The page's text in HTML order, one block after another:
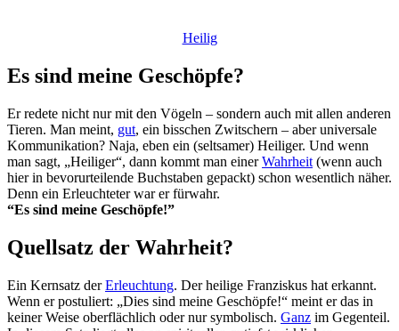
Heilig
Es sind meine Geschöpfe?
Er redete nicht nur mit den Vögeln – sondern auch mit allen anderen
Tieren. Man meint, gut, ein bisschen Zwitschern – aber universale
Kommunikation? Naja, eben ein (seltsamer) Heiliger. Und wenn
man sagt, „Heiliger“, dann kommt man einerWahrheit (wenn auch
hier in bevorurteilende Buchstaben gepackt) schon wesentlich näher.
Denn ein Erleuchteter war er fürwahr.
“Es sind meine Geschöpfe!”
Quellsatz der Wahrheit?
Ein Kernsatz derErleuchtung. Der heilige Franziskus hat erkannt.
Wenn er postuliert: „Dies sind meine Geschöpfe!“ meint er das in
keiner Weise oberflächlich oder nur symbolisch. Ganz im Gegenteil.